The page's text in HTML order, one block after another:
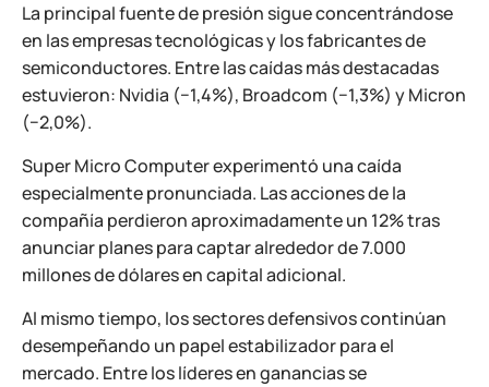
La principal fuente de presión sigue concentrándose
en las empresas tecnológicas y los fabricantes de
semiconductores. Entre las caídas más destacadas
estuvieron: Nvidia (−1,4%), Broadcom (−1,3%) y Micron
(−2,0%).
Super Micro Computer experimentó una caída
especialmente pronunciada. Las acciones de la
compañía perdieron aproximadamente un 12% tras
anunciar planes para captar alrededor de 7.000
millones de dólares en capital adicional.
Al mismo tiempo, los sectores defensivos continúan
desempeñando un papel estabilizador para el
mercado. Entre los líderes en ganancias se